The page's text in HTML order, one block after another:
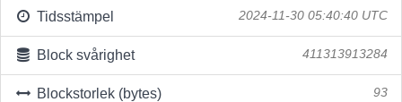
Tidsstämpel 2024-11-30 05:40:40 UTC
Block svårighet 411313913284
Blockstorlek (bytes) 93